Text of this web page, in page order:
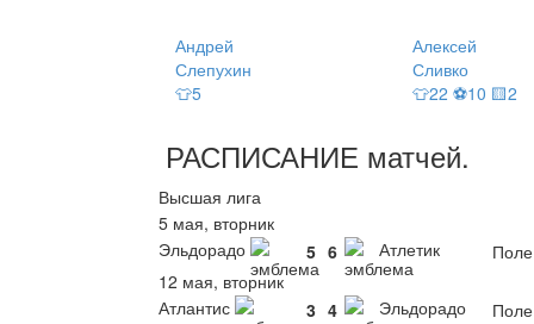
Андрей
Слепухин
👕5
Алексей
Сливко
👕22 ⚽10 🟨2
РАСПИСАНИЕ матчей.
Высшая лига
5 мая, вторник
Эльдорадо
5 6 Атлетик
12 мая, вторник
Атлантис
3 4 Эльдорадо
Поле